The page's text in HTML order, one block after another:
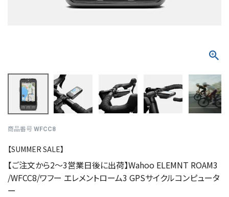
商品番号 WFCC8
【SUMMER SALE】
【ご注文から2～3営業日後に出荷】Wahoo ELEMNT ROAM3
/WFCC8/ワフー エレメントローム3 GPSサイクルコンピュータ
ー